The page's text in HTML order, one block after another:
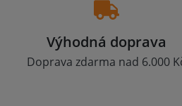
Výhodná doprava
Doprava zdarma nad 6.000